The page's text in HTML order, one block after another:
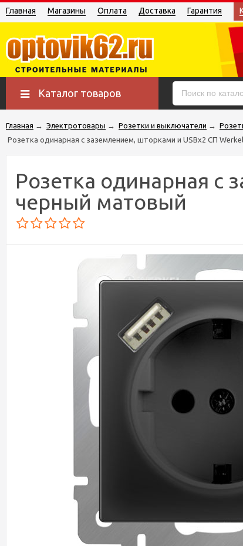
Главная Магазины Оплата Доставка Гарантия
Каталог товаров
Главная → Электротовары → Розетки и выключатели →
Розетка одинарная с заземлением, шторками и USBх2 СП
Розетка одинарная с
черный матовый